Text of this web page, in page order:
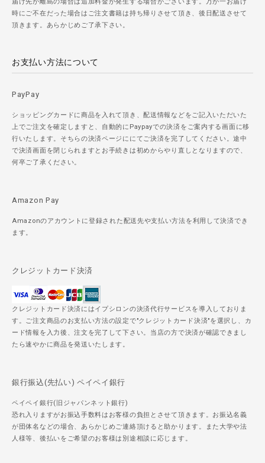
時にご不在だった場合はご注文書籍は持ち帰りさせて頂き、後日配送させて
頂きます。あらかじめご了承下さい。
お支払い方法について
PayPay
ショッピングカードに商品を入れて頂き、配送情報などをご記入いただいた
上でご注文を確定しますと、自動的にPaypayでの決済をご案内する画面に移
行いたします。そちらの決済ページににてご決済を完了してください。途中
で決済画面を閉じられますとお手続きは初めからやり直しとなりますので、
何卒ご了承ください。
Amazon Pay
Amazonのアカウントに登録された配送先や支払い方法を利用して決済でき
ます。
クレジットカード決済
クレジットカード決済にはイプシロンの決済代行サービスを導入しておりま
す。ご注文商品のお支払い方法の設定で"クレジットカード決済"を選択し、カ
ード情報を入力後、注文を完了して下さい。当店の方で決済が確認できまし
たら速やかに商品を発送いたします。
銀行振込(先払い) ペイペイ銀行
ペイペイ銀行(旧ジャパンネット銀行)
恐れ入りますがお振込手数料はお客様の負担とさせて頂きます。お振込名義
が団体名などの場合、あらかじめご連絡頂けると助かります。また大学や法
人様等、後払いをご希望のお客様は別途相談に応じます。